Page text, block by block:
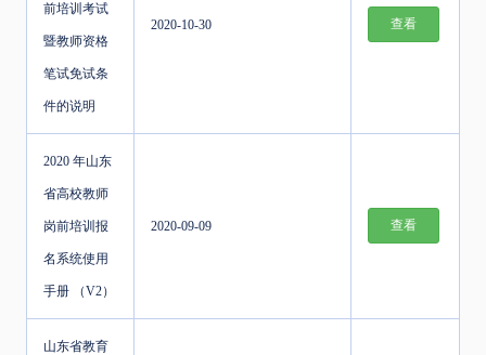
前培训考试
暨教师资格
笔试免试条
件的说明
2020-10-30 查看
2020 年山东
省高校教师
岗前培训报
名系统使用
手册 （V2）
2020-09-09 查看
山东省教育